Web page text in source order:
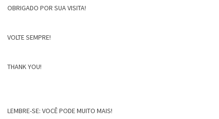
OBRIGADO POR SUA VISITA!
VOLTE SEMPRE!
THANK YOU!
LEMBRE-SE: VOCÊ PODE MUITO MAIS!